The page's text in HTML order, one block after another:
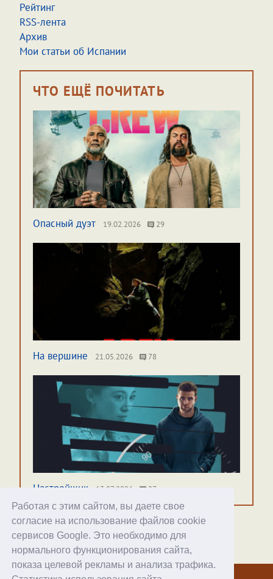
Работая с этим сайтом, вы даете свое
согласие на использование файлов cookie
сервисов Google. Это необходимо для
нормального функционирования сайта,
показа целевой рекламы и анализа трафика.
Рейтинг
RSS-лента
Архив
Мои статьи об Испании
ЧТО ЕЩЁ ПОЧИТАТЬ
Опасный дуэт 19.02.2026 29
На вершине 21.05.2026 78
Настройщик 13.07.2026 27
Хостинг